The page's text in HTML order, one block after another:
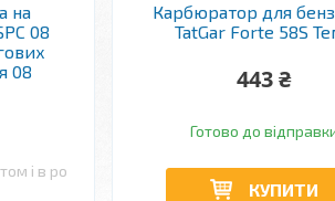
на
08
08
і в роздріб
Карбюратор для
TatGar Forte 58S
443 ₴
Готово до
КУПИТИ